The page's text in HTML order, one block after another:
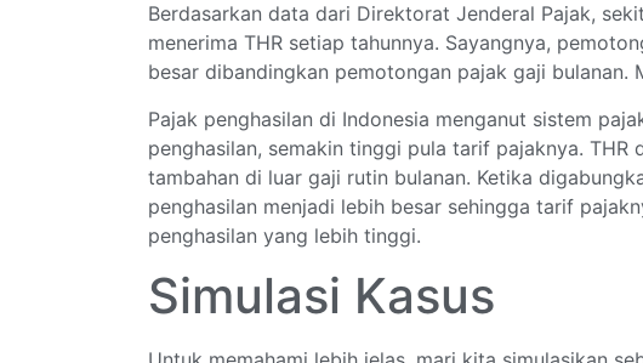
Berdasarkan data dari Direktorat Jenderal Pajak,
menerima THR setiap tahunnya. Sayangnya,
besar dibandingkan pemotongan pajak gaji bulanan.
Pajak penghasilan di Indonesia menganut sistem
penghasilan, semakin tinggi pula tarif pajaknya. THR
tambahan di luar gaji rutin bulanan. Ketika
penghasilan menjadi lebih besar sehingga tarif
penghasilan yang lebih tinggi.
Simulasi Kasus